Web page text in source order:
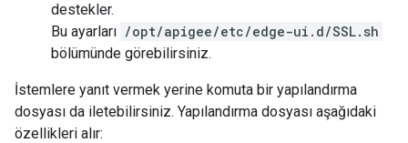
destekler.
Bu ayarları /opt/apigee/etc/edge-ui.d/SSL.sh
bölümünde görebilirsiniz.
İstemlere yanıt vermek yerine komuta bir yapılandırma
dosyası da iletebilirsiniz. Yapılandırma dosyası aşağıdaki
özellikleri alır: